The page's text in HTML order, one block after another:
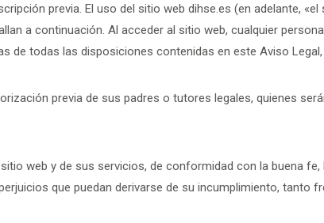
previa. El uso del sitio web dihse.es (en adelante,
a continuación. Al acceder al sitio web, cualquier
de todas las disposiciones contenidas en este Aviso
previa de sus padres o tutores legales, quienes
web y de sus servicios, de conformidad con la buena
que puedan derivarse de su incumplimiento, tanto